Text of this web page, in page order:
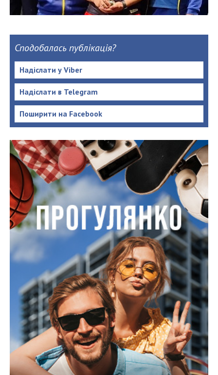
Сподобалась публікація?
Надіслати у Viber
Надіслати в Telegram
Поширити на Facebook